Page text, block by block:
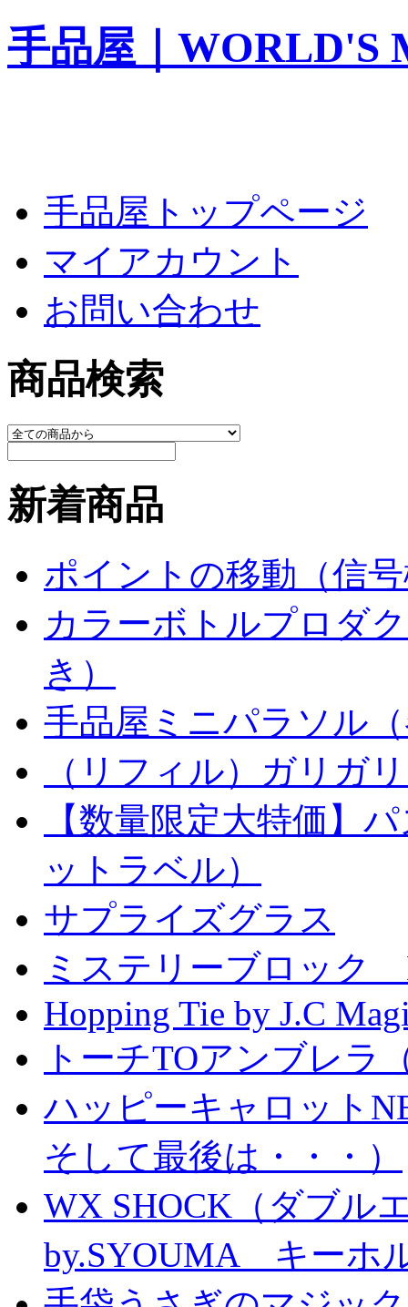
手品屋｜WORLD'S
手品屋トップページ
マイアカウント
お問い合わせ
商品検索
新着商品
ポイントの移動（信
カラーボトルプロダ
き）
手品屋ミニパラソル
（リフィル）ガリガ
【数量限定大特価】
ットラベル）
サプライズグラス
ミステリーブロック
Hopping Tie by J.C
トーチTOアンブレラ
ハッピーキャロット
そして最後は・・・）
WX SHOCK（ダブル
by.SYOUMA キーホ